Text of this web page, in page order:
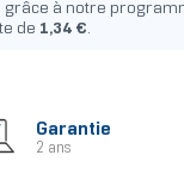
grâce à notre
de 1,34 €.
Garantie
2 ans